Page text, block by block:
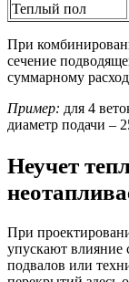
Теплый пол
При
сечение
суммарному
Пример: для 4
диаметр подачи –
Неучет
При
упускают влияние
подвалов или